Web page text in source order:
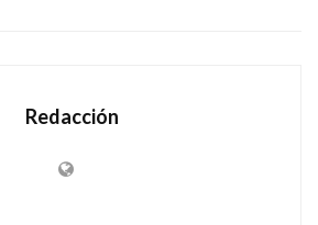
Redacción